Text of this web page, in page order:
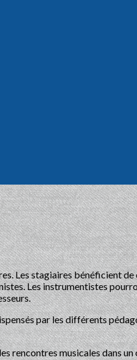
Les stagiaires bénéficient de
Les instrumentistes
par les différents
rencontres musicales dans